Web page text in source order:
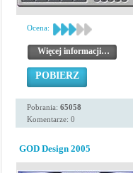
Ocena:
Więcej informacji…
POBIERZ
Pobrania: 65058
Komentarze: 0
GOD Design 2005